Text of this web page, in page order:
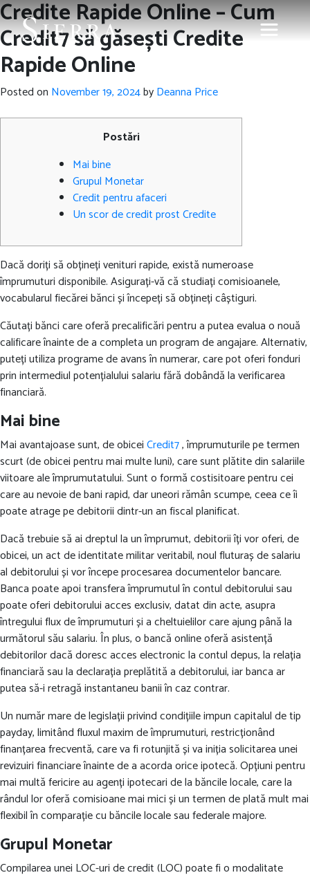
Credite Rapide Online – Cum
Credit7 să găsești Credite
Rapide Online
Posted on November 19, 2024byDeanna Price
Postări
Mai bine
Grupul Monetar
Credit pentru afaceri
Un scor de credit prost Credite
Dacă doriți să obțineți venituri rapide, există numeroase
împrumuturi disponibile. Asigurați-vă că studiați comisioanele,
vocabularul fiecărei bănci și începeți să obțineți câștiguri.
Căutați bănci care oferă precalificări pentru a putea evalua o nouă
calificare înainte de a completa un program de angajare.Alternativ,
puteți utiliza programe de avans în numerar, care pot oferi fonduri
prin intermediul potențialului salariu fără dobândă la verificarea
financiară.
Mai bine
Mai avantajoase sunt, de obiceiCredit7, împrumuturile pe termen
scurt (de obicei pentru mai multe luni), care sunt plătite din salariile
viitoare ale împrumutatului. Sunt o formă costisitoare pentru cei
care au nevoie de bani rapid, dar uneori rămân scumpe, ceea ce îi
poate atrage pe debitorii dintr-un an fiscal planificat.
Dacă trebuie să ai dreptul la un împrumut, debitorii îți vor oferi, de
obicei, un act de identitate militar veritabil, noul fluturaș de salariu
al debitorului și vor începe procesarea documentelor bancare.
Banca poate apoi transfera împrumutul în contul debitorului sau
poate oferi debitorului acces exclusiv, datat din acte, asupra
întregului flux de împrumuturi și a cheltuielilor care ajung până la
următorul său salariu. În plus, o bancă online oferă asistență
debitorilor dacă doresc acces electronic la contul depus, la relația
financiară sau la declarația preplătită a debitorului, iar banca ar
putea să-i retragă instantaneu banii în caz contrar.
Un număr mare de legislații privind condițiile impun capitalul de tip
payday, limitând fluxul maxim de împrumuturi, restricționând
finanțarea frecventă, care va fi rotunjită și va iniția solicitarea unei
revizuiri financiare înainte de a acorda orice ipotecă. Opțiuni pentru
mai multă fericire au agenți ipotecari de la băncile locale, care la
rândul lor oferă comisioane mai mici și un termen de plată mult mai
flexibil în comparație cu băncile locale sau federale majore.
Grupul Monetar
Compilarea unei LOC-uri de credit (LOC) poate fi o modalitate